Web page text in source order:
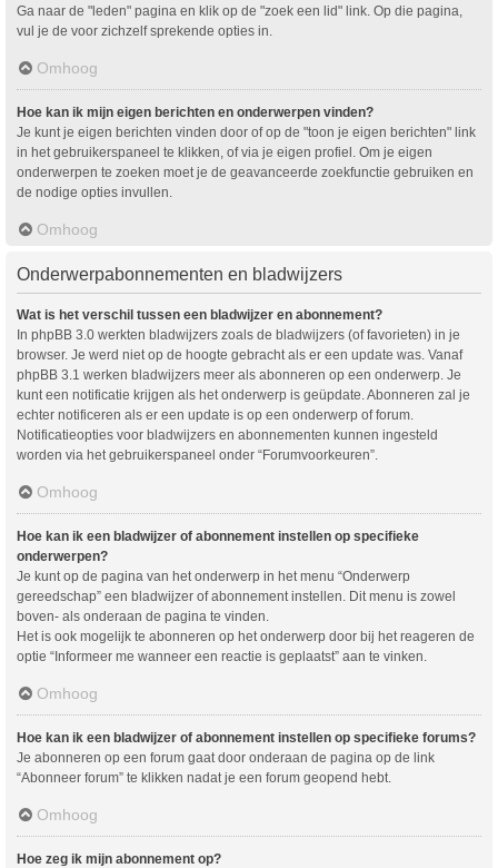
Ga naar de "leden" pagina en klik op de "zoek een lid" link. Op die pagina,
vul je de voor zichzelf sprekende opties in.
Omhoog
Hoe kan ik mijn eigen berichten en onderwerpen vinden?
Je kunt je eigen berichten vinden door of op de "toon je eigen berichten" link
in het gebruikerspaneel te klikken, of via je eigen profiel. Om je eigen
onderwerpen te zoeken moet je de geavanceerde zoekfunctie gebruiken en
de nodige opties invullen.
Omhoog
Onderwerpabonnementen en bladwijzers
Wat is het verschil tussen een bladwijzer en abonnement?
In phpBB 3.0 werkten bladwijzers zoals de bladwijzers (of favorieten) in je
browser. Je werd niet op de hoogte gebracht als er een update was. Vanaf
phpBB 3.1 werken bladwijzers meer als abonneren op een onderwerp. Je
kunt een notificatie krijgen als het onderwerp is geüpdate. Abonneren zal je
echter notificeren als er een update is op een onderwerp of forum.
Notificatieopties voor bladwijzers en abonnementen kunnen ingesteld
worden via het gebruikerspaneel onder “Forumvoorkeuren”.
Omhoog
Hoe kan ik een bladwijzer of abonnement instellen op specifieke
onderwerpen?
Je kunt op de pagina van het onderwerp in het menu “Onderwerp
gereedschap” een bladwijzer of abonnement instellen. Dit menu is zowel
boven- als onderaan de pagina te vinden.
Het is ook mogelijk te abonneren op het onderwerp door bij het reageren de
optie “Informeer me wanneer een reactie is geplaatst” aan te vinken.
Omhoog
Hoe kan ik een bladwijzer of abonnement instellen op specifieke forums?
Je abonneren op een forum gaat door onderaan de pagina op de link
“Abonneer forum” te klikken nadat je een forum geopend hebt.
Omhoog
Hoe zeg ik mijn abonnement op?